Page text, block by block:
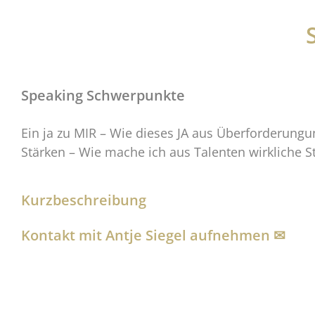
Speaking Schwerpunkte
Ein ja zu MIR – Wie dieses JA aus
Stärken – Wie mache ich aus Talenten wirkliche
Kurzbeschreibung
Kontakt mit Antje Siegel aufnehmen ✉︎